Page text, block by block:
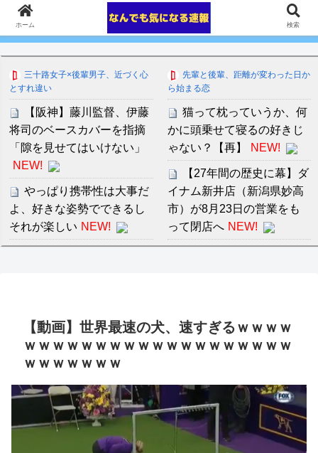
三十路女子×後輩男子、近づく心
とすれ違い
【阪神】藤川監督、伊藤
将司のベースカバーを指摘
「隙を見せてはいけない」
NEW!
やっぱり携帯性は大事だ
よ、好きな姿勢でできるし
それが楽しい NEW!
り」現役看護師グラドル、
「ONE PIECE」ナミの“リ
アル体型”コスプレ披露
NEW!
俺「あのさ、曲がる財布
使うの辞めない？札曲がる
よね」部下「？なんで曲げ
先輩と後輩、距離が変わった日か
ら始まる恋
猫って枕っていうか、何
かに頭乗せて寝るの好きじ
ゃない？【再】
NEW!
【27年間の歴史に幕】ダ
イナム新井店（新潟県妙高
市）が8月23日の営業をも
って閉店へ NEW!
セ・リーグ出塁回数ラン
キング 直近3週間｜2026年
【地獄のような聴聞会】
Ｗ杯１次Ｌ敗退の韓国 議員
が「なぜ負けたのか？」ソ
ン・フンミン先発落ちは
【動画】世界最速の犬、速すぎるｗｗｗｗ
ｗｗｗｗｗｗｗｗｗｗｗｗｗｗｗｗｗｗｗ
ｗｗｗｗｗｗｗ
ホーム 検索